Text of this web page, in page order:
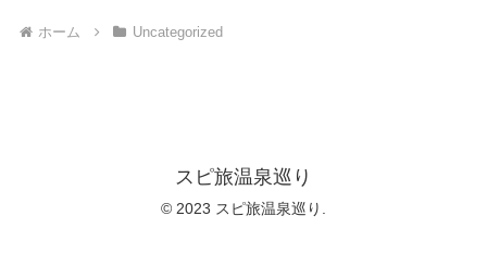
ホーム Uncategorized
スピ旅温泉巡り
© 2023 スピ旅温泉巡り.